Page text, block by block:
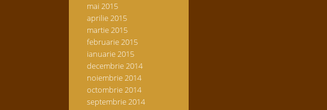
mai 2015
aprilie 2015
martie 2015
februarie 2015
ianuarie 2015
decembrie 2014
noiembrie 2014
octombrie 2014
septembrie 2014